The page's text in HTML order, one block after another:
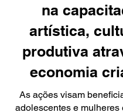
na
artística,
produtiva
economia
As ações visam
adolescentes e mulheres